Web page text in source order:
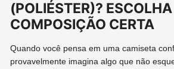
(POLIÉSTER)?
COMPOSIÇÃO CERTA
Quando você pensa em uma camiseta
provavelmente imagina algo que não